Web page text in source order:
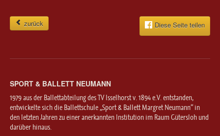
zurück Diese Seite teilen
SPORT & BALLETT NEUMANN
1979 aus der Ballettabteilung des TV Isselhorst v. 1894 e.V. entstanden,
entwickelte sich die Ballettschule „Sport & Ballett Margret Neumann“ in
den letzten Jahren zu einer anerkannten Institution im Raum Gütersloh und
darüber hinaus.